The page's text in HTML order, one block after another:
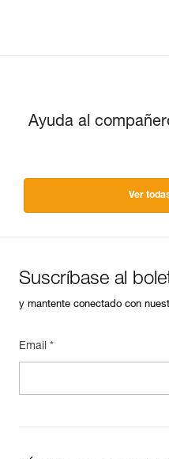
Ayuda al
Ver
Suscríbase al
y mantente conectado con
Email *